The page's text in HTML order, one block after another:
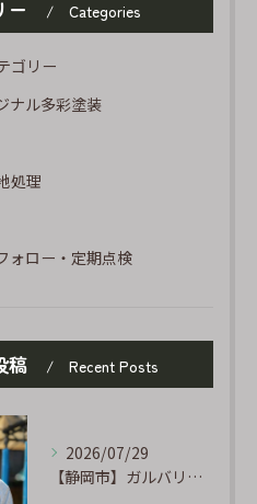
ー Categories
ゴリー
ナル多彩塗装
処理
ォロー・定期点検
稿 Recent Posts
2026/07/29
【静岡市】ガルバリウム外壁のサビ補修｜タッチアップ塗装の手順を職人が解説